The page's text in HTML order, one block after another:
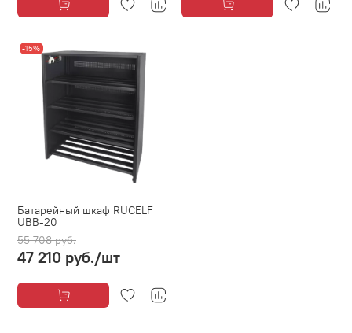
-15%
Батарейный шкаф RUCELF
UBB-20
55 708 руб.
47 210 руб./шт